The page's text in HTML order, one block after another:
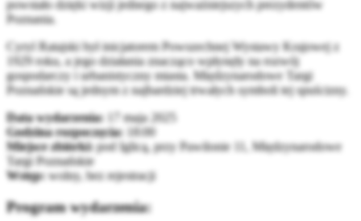
powstało dzięki wizji jednego z najważniejszych prezydentów
Poznania.
Cyryl Ratajski był inicjatorem Powszechnej Wystawy Krajowej z
1929 roku, a jego działania znacząco wpłynęły na rozwój
gospodarczy i urbanistyczny miasta. Międzynarodowe Targi
Poznańskie są jednym z najbardziej trwałych symboli tej spuścizny.
Data wydarzenia: 17 maja 2025
Godzina rozpoczęcia: 18:00
Miejsce zbiórki:pod Iglicą, przy Pawilonie 11, Międzynarodowe
Targi Poznańskie
Wstęp:wolny, bez rejestracji
Program wydarzenia: